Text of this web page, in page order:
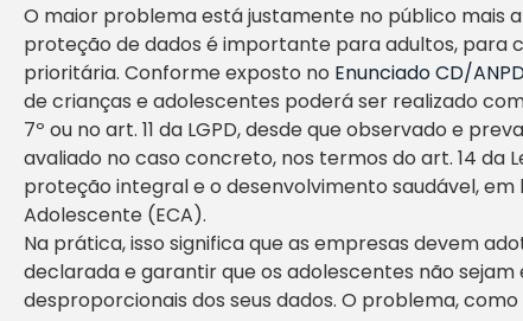
O maior problema está justamente no público mais
proteção de dados é importante para adultos, para
prioritária. Conforme exposto no Enunciado CD/
de crianças e adolescentes poderá ser realizado
7º ou no art. 11 da LGPD, desde que observado e
avaliado no caso concreto, nos termos do art. 14 da
proteção integral e o desenvolvimento saudável,
Adolescente (ECA).
Na prática, isso significa que as empresas devem
declarada e garantir que os adolescentes não sejam
desproporcionais dos seus dados. O problema,